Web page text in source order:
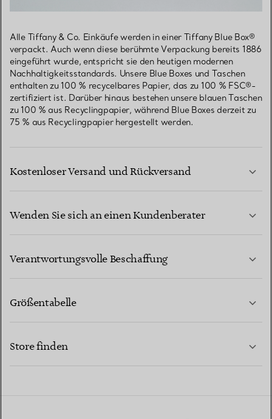
Alle Tiffany & Co. Einkäufe werden in einer Tiffany Blue Box®
verpackt. Auch wenn diese berühmte Verpackung bereits 1886
eingeführt wurde, entspricht sie den heutigen modernen
Nachhaltigkeitsstandards. Unsere Blue Boxes und Taschen
enthalten zu 100 % recycelbares Papier, das zu 100 % FSC®-
zertifiziert ist. Darüber hinaus bestehen unsere blauen Taschen
zu 100 % aus Recyclingpapier, während Blue Boxes derzeit zu
75 % aus Recyclingpapier hergestellt werden.
Kostenloser Versand und Rückversand
Wenden Sie sich an einen Kundenberater
Verantwortungsvolle Beschaffung
Größentabelle
Store finden